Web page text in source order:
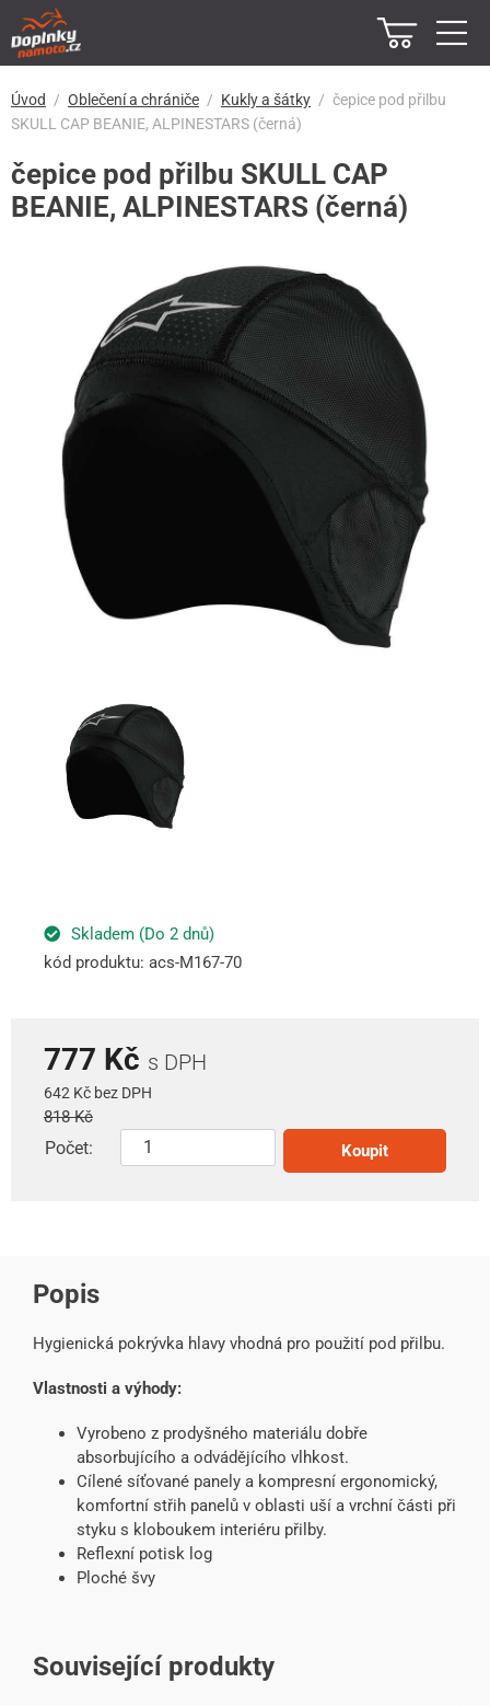
Úvod Oblečení a chrániče Kukly a šátky
čepice pod přilbu
SKULL CAP BEANIE, ALPINESTARS (černá)
čepice pod přilbu SKULL CAP
BEANIE, ALPINESTARS (černá)
Skladem (Do 2 dnů)
kód produktu: acs-M167-70
777 Kč s DPH
642 Kč bez DPH
818 Kč
Počet: Koupit
Popis
Hygienická pokrývka hlavy vhodná pro použití pod přilbu.
Vlastnosti a výhody:
Vyrobeno z prodyšného materiálu dobře
absorbujícího a odvádějícího vlhkost.
Cílené síťované panely a kompresní ergonomický,
komfortní střih panelů v oblasti uší a vrchní části při
styku s kloboukem interiéru přilby.
Reflexní potisk log
Ploché švy
Související produkty